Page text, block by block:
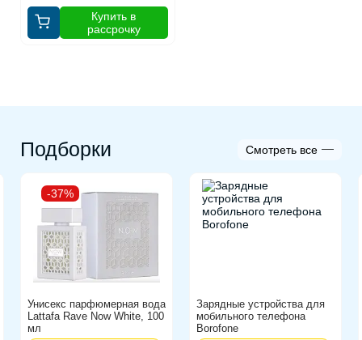
Купить в
рассрочку
Подборки Смотреть все
-37%
Унисекс парфюмерная вода
Lattafa Rave Now White, 100
мл
Зарядные устройства для
мобильного телефона
Borofone